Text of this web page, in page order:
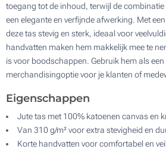
toegang tot de inhoud, terwijl de
een elegante en verfijnde afwerking. Met
deze tas stevig en sterk, ideaal voor
handvatten maken hem makkelijk mee te
is voor boodschappen. Gebruik hem als
merchandisingoptie voor je klanten of
Eigenschappen
Jute tas met 100% katoenen canvas en
Van 310 g/m² voor extra stevigheid en
Korte handvatten voor comfortabel en